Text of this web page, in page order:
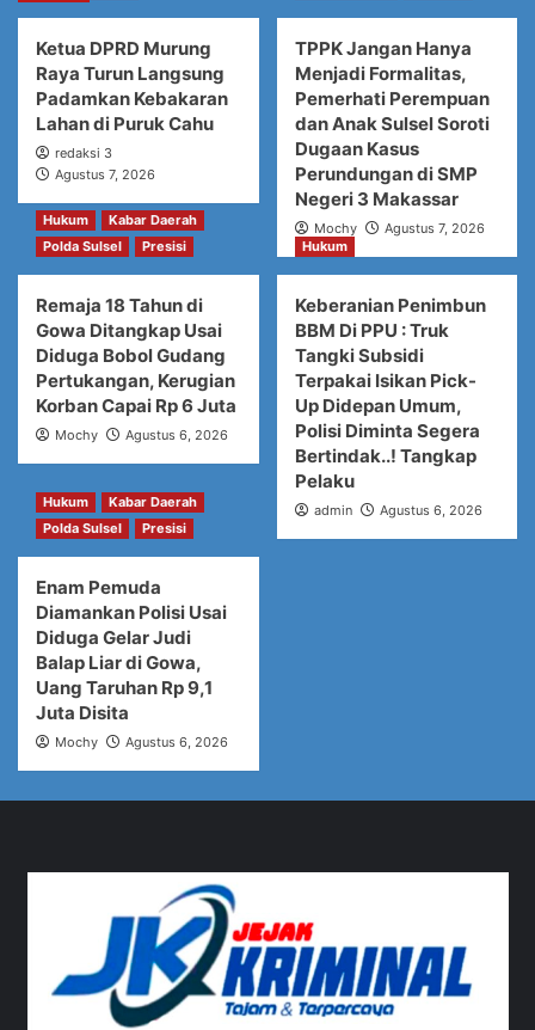
Ketua DPRD Murung
Raya Turun Langsung
Padamkan Kebakaran
Lahan di Puruk Cahu
redaksi 3
Agustus 7, 2026
TPPK Jangan Hanya
Menjadi Formalitas,
Pemerhati Perempuan
dan Anak Sulsel Soroti
Dugaan Kasus
Perundungan di SMP
Negeri 3 Makassar
Mochy Agustus 7, 2026
Hukum
Kabar Daerah
Polda Sulsel
Presisi
Remaja 18 Tahun di
Gowa Ditangkap Usai
Diduga Bobol Gudang
Pertukangan, Kerugian
Korban Capai Rp 6 Juta
Mochy Agustus 6, 2026
Hukum
Keberanian Penimbun
BBM Di PPU : Truk
Tangki Subsidi
Terpakai Isikan Pick-
Up Didepan Umum,
Polisi Diminta Segera
Bertindak..! Tangkap
Pelaku
admin Agustus 6, 2026
Hukum
Kabar Daerah
Polda Sulsel
Presisi
Enam Pemuda
Diamankan Polisi Usai
Diduga Gelar Judi
Balap Liar di Gowa,
Uang Taruhan Rp 9,1
Juta Disita
Mochy Agustus 6, 2026